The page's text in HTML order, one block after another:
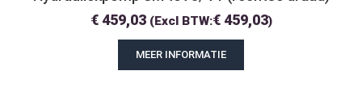
€459,03 (Excl BTW:€459,03)
MEER INFORMATIE